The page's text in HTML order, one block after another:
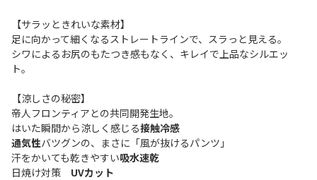
【サラッときれいな素材】
足に向かって細くなるストレートラインで、スラっと見える。
シワによるお尻のもたつき感もなく、キレイで上品なシルエッ
ト。
【涼しさの秘密】
帝人フロンティアとの共同開発生地。
はいた瞬間から涼しく感じる接触冷感
通気性バツグンの、まさに「風が抜けるパンツ」
汗をかいても乾きやすい吸水速乾
日焼け対策 UVカット